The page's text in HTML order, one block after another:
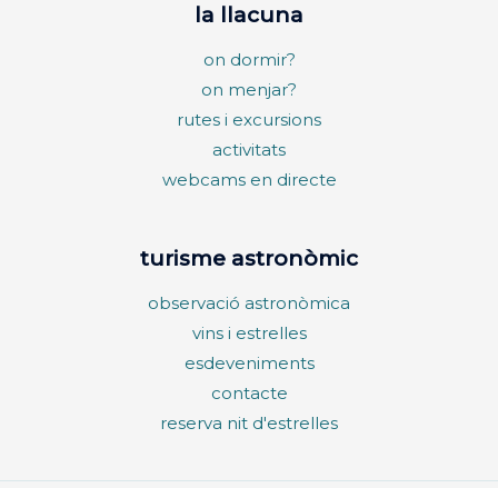
la llacuna
on dormir?
on menjar?
rutes i excursions
activitats
webcams en directe
turisme astronòmic
observació astronòmica
vins i estrelles
esdeveniments
contacte
reserva nit d'estrelles